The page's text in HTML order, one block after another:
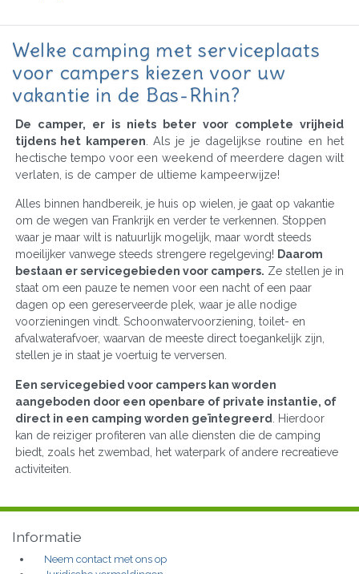
Welke camping met serviceplaats
voor campers kiezen voor uw
vakantie in de Bas-Rhin?
De camper, er is niets beter voor complete vrijheid
tijdens het kamperen . Als je je dagelijkse routine en het
hectische tempo voor een weekend of meerdere dagen wilt
verlaten, is de camper de ultieme kampeerwijze!
Alles binnen handbereik, je huis op wielen, je gaat op vakantie
om de wegen van Frankrijk en verder te verkennen. Stoppen
waar je maar wilt is natuurlijk mogelijk, maar wordt steeds
moeilijker vanwege steeds strengere regelgeving! Daarom
bestaan er servicegebieden voor campers. Ze stellen je in
staat om een pauze te nemen voor een nacht of een paar
dagen op een gereserveerde plek, waar je alle nodige
voorzieningen vindt. Schoonwatervoorziening, toilet- en
afvalwaterafvoer, waarvan de meeste direct toegankelijk zijn,
stellen je in staat je voertuig te verversen.
Een servicegebied voor campers kan worden
aangeboden door een openbare of private instantie, of
direct in een camping worden geïntegreerd
. Hierdoor
kan de reiziger profiteren van alle diensten die de camping
biedt, zoals het zwembad, het waterpark of andere recreatieve
activiteiten.
Informatie
Neem contact met ons op